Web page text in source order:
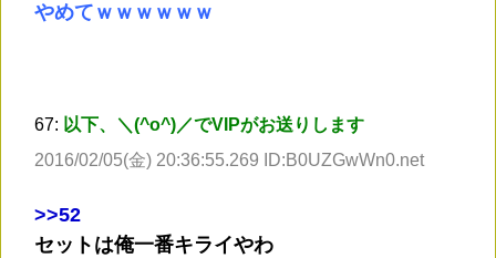
やめてｗｗｗｗｗｗ
67: 以下、＼(^o^)／でVIPがお送りします
2016/02/05(金) 20:36:55.269 ID:B0UZGwWn0.net
>>52
セットは俺一番キライやわ